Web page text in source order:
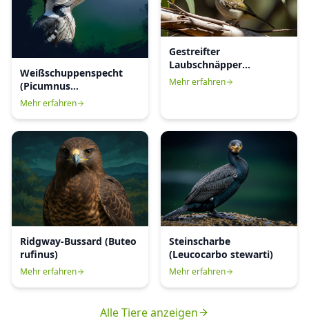
Weißschuppenspecht
(Picumnus
albosquamatus)
Mehr erfahren
Gestreifter
Laubschnäpper
(Acanthiza lineata)
Mehr erfahren
Ridgway-Bussard (Buteo
rufinus)
Mehr erfahren
Steinscharbe
(Leucocarbo stewarti)
Mehr erfahren
Alle Tiere anzeigen